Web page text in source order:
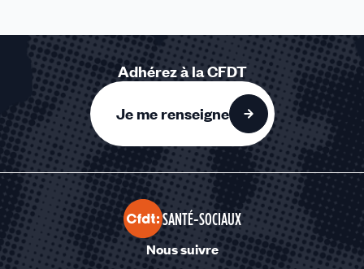
Adhérez à la CFDT
Je me renseigne
SANTÉ-SOCIAUX
Nous suivre